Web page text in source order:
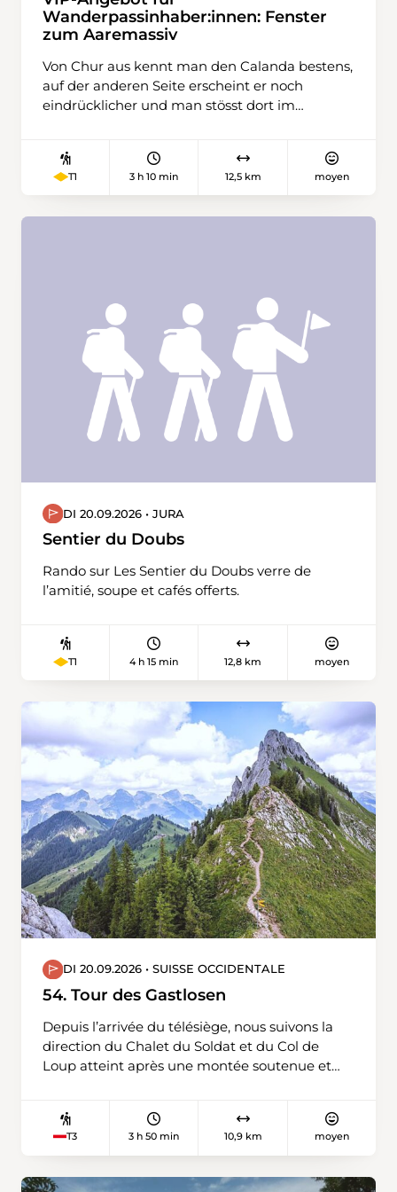
Wanderpassinhaber:innen: Fenster
zum Aaremassiv
Von Chur aus kennt man den Calanda bestens,
auf der anderen Seite erscheint er noch
eindrücklicher und man stösst dort im
Lötschental ist das Thema der Ausstellung im
Besucherzentrum der Tektonik Arena Sardona
und spannend auch für unsere Gegend.
T1 3 h 10 min 12,5 km moyen
DI 20.09.2026 • JURA
Sentier du Doubs
Rando sur Les Sentier du Doubs verre de
l’amitié, soupe et cafés offerts.
T1 4 h 15 min 12,8 km moyen
DI 20.09.2026 • SUISSE OCCIDENTALE
54. Tour des Gastlosen
Depuis l’arrivée du télésiège, nous suivons la
direction du Chalet du Soldat et du Col de
Loup atteint après une montée soutenue et
Après le Chalet Grat, l’itinéraire ramène au
point de départ en traversant la luxuriante
T3 3 h 50 min 10,9 km moyen